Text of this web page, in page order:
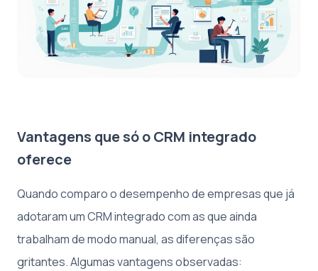
Vantagens que só o CRM integrado
oferece
Quando comparo o desempenho de empresas que já
adotaram um CRM integrado com as que ainda
trabalham de modo manual, as diferenças são
gritantes. Algumas vantagens observadas: